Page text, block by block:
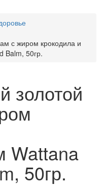
с жиром крокодила и
Balm, 50гр.
золотой
Wattana
50гр.